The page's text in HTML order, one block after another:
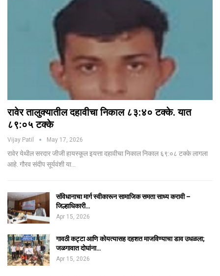
रावेर तालुक्यातील दहावीचा निकाल ८३:४० टक्के. यात
८९:०५ टक्के
Vijay Patil May 17, 2026
रावेर येथील सरदार जीजी हायस्कूल इयत्ता दहावीचा निकाल निकाल ६९:०८ टक्के लागला
आहे. गौरव संदीप सूर्यवंशी या…
संविधानाचा मार्ग स्वीकारून सामाजिक समता साध्य करावी –
जिल्हाधिकारी…
Apr 15, 2026
गावठी कट्टा आणि कोयत्यासह दहशत माजविण्याचा डाव उधळला;
जळगावात दोघांना…
Apr 15, 2026